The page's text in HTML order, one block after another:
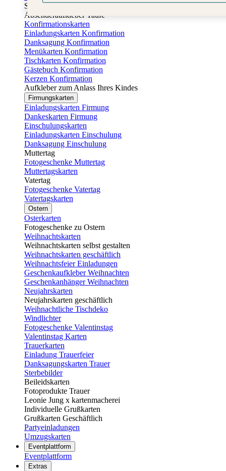
Sticker Taufe
Absenderaufkleber Taufe
Konfirmationskarten
Einladungskarten Konfirmation
Danksagung Konfirmation
Menükarten Konfirmation
Tischkarten Konfirmation
Gästebuch Konfirmation
Kerzen Konfirmation
Aufkleber zum Anlass Ihres Kindes
Firmungskarten
Einladungskarten Firmung
Dankeskarten Firmung
Einschulungskarten
Einladungskarten Einschulung
Danksagung Einschulung
Muttertag
Fotogeschenke Muttertag
Muttertagskarten
Vatertag
Fotogeschenke Vatertag
Vatertagskarten
Ostern
Osterkarten
Fotogeschenke zu Ostern
Weihnachtskarten
Weihnachtskarten selbst gestalten
Weihnachtskarten geschäftlich
Weihnachtsfeier Einladungen
Geschenkaufkleber Weihnachten
Geschenkanhänger Weihnachten
Neujahrskarten
Neujahrskarten geschäftlich
Weihnachtliche Tischdeko
Windlichter
Fotogeschenke Valentinstag
Valentinstag Karten
Trauerkarten
Einladung Trauerfeier
Danksagungskarten Trauer
Sterbebilder
Beileidskarten
Fotoprodukte Trauer
Leonie Jung x kartenmacherei
Individuelle Grußkarten
Grußkarten Geschäftlich
Partyeinladungen
Umzugskarten
Eventplattform
Eventplattform
Extras